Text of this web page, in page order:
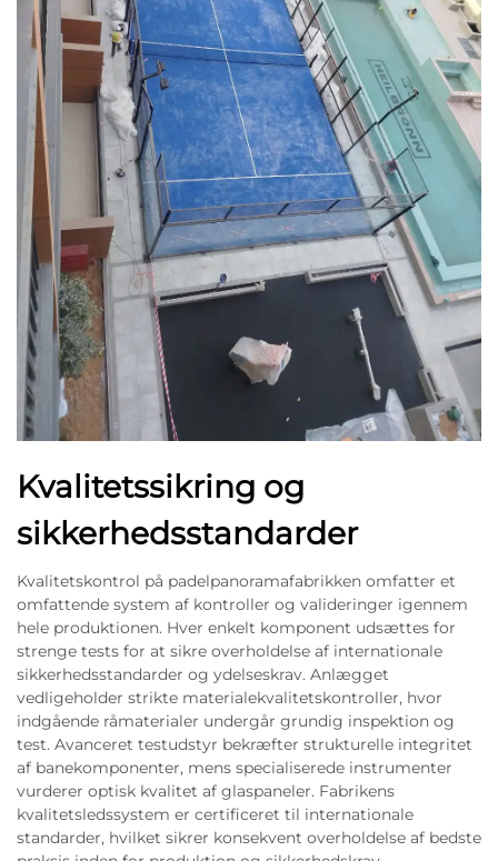
Kvalitetssikring og
sikkerhedsstandarder
Kvalitetskontrol på padelpanoramafabrikken omfatter et
omfattende system af kontroller og valideringer igennem
hele produktionen. Hver enkelt komponent udsættes for
strenge tests for at sikre overholdelse af internationale
sikkerhedsstandarder og ydelseskrav. Anlægget
vedligeholder strikte materialekvalitetskontroller, hvor
indgående råmaterialer undergår grundig inspektion og
test. Avanceret testudstyr bekræfter strukturelle integritet
af banekomponenter, mens specialiserede instrumenter
vurderer optisk kvalitet af glaspaneler. Fabrikens
kvalitetsledssystem er certificeret til internationale
standarder, hvilket sikrer konsekvent overholdelse af bedste